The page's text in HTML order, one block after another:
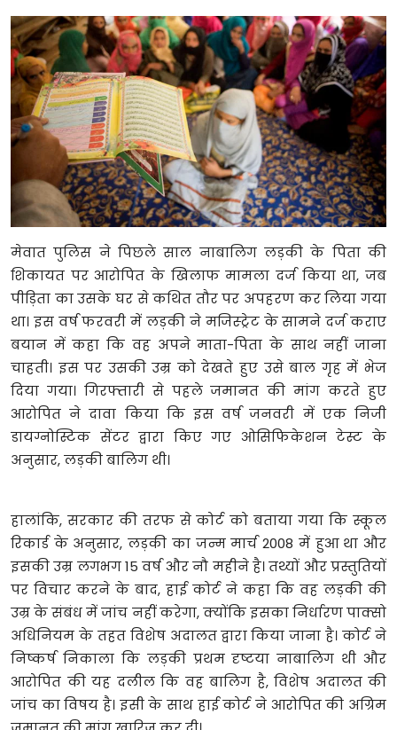
मेवात पुलिस ने पिछले साल नाबालिग लड़की के पिता की
शिकायत पर आरोपित के खिलाफ मामला दर्ज किया था, जब
पीड़िता का उसके घर से कथित तौर पर अपहरण कर लिया गया
था। इस वर्ष फरवरी में लड़की ने मजिस्ट्रेट के सामने दर्ज कराए
बयान में कहा कि वह अपने माता-पिता के साथ नहीं जाना
चाहती। इस पर उसकी उम्र को देखते हुए उसे बाल गृह में भेज
दिया गया। गिरफ्तारी से पहले जमानत की मांग करते हुए
आरोपित ने दावा किया कि इस वर्ष जनवरी में एक निजी
डायग्नोस्टिक सेंटर द्वारा किए गए ओसिफिकेशन टेस्ट के
अनुसार, लड़की बालिग थी।
हालांकि, सरकार की तरफ से कोर्ट को बताया गया कि स्कूल
रिकार्ड के अनुसार, लड़की का जन्म मार्च 2008 में हुआ था और
इसकी उम्र लगभग 15 वर्ष और नौ महीने है। तथ्यों और प्रस्तुतियों
पर विचार करने के बाद, हाई कोर्ट ने कहा कि वह लड़की की
उम्र के संबंध में जांच नहीं करेगा, क्योंकि इसका निर्धारण पाक्सो
अधिनियम के तहत विशेष अदालत द्वारा किया जाना है। कोर्ट ने
निष्कर्ष निकाला कि लड़की प्रथम दृष्टया नाबालिग थी और
आरोपित की यह दलील कि वह बालिग है, विशेष अदालत की
जांच का विषय है। इसी के साथ हाई कोर्ट ने आरोपित की अग्रिम